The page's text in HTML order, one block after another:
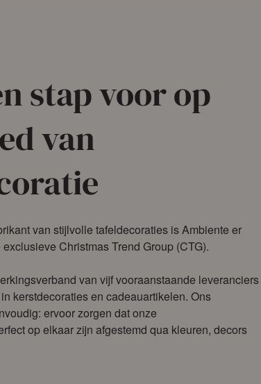
stap voor op
van
van stijlvolle tafeldecoraties is Ambiente er
Christmas Trend Group (CTG).
van vijf vooraanstaande leveranciers
kerstdecoraties en cadeauartikelen. Ons
ervoor zorgen dat onze
op elkaar zijn afgestemd qua kleuren, decors